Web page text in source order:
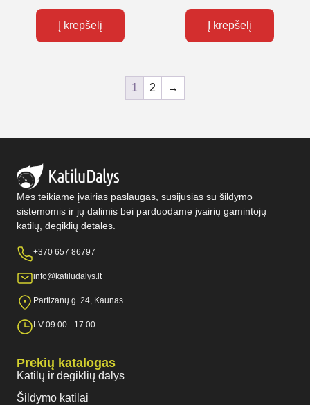
Į krepšelį Į krepšelį
1 2 →
Mes teikiame įvairias paslaugas, susijusias su šildymo
sistemomis ir jų dalimis bei parduodame įvairių gamintojų
katilų, degiklių detales.
+370 657 86797
info@katiludalys.lt
Partizanų g. 24, Kaunas
I-V 09:00 - 17:00
Prekių katalogas
Katilų ir degiklių dalys
Šildymo katilai